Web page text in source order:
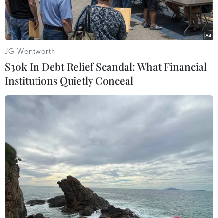
Người tiêu dùng đang gây sức ép ngày càng lớn
với thương hiệu đồ lót danh tiếng nhất thế giới
Victoria’s Secret, nhằm buộc hãng này cung cấp
các mẫu đồ lót với kích cỡ lớn.
Trong những tuần gần đây, hàng ngàn người đã
JG Wentworth
$30k In Debt Relief Scandal: What Financial
Institutions Quietly Conceal